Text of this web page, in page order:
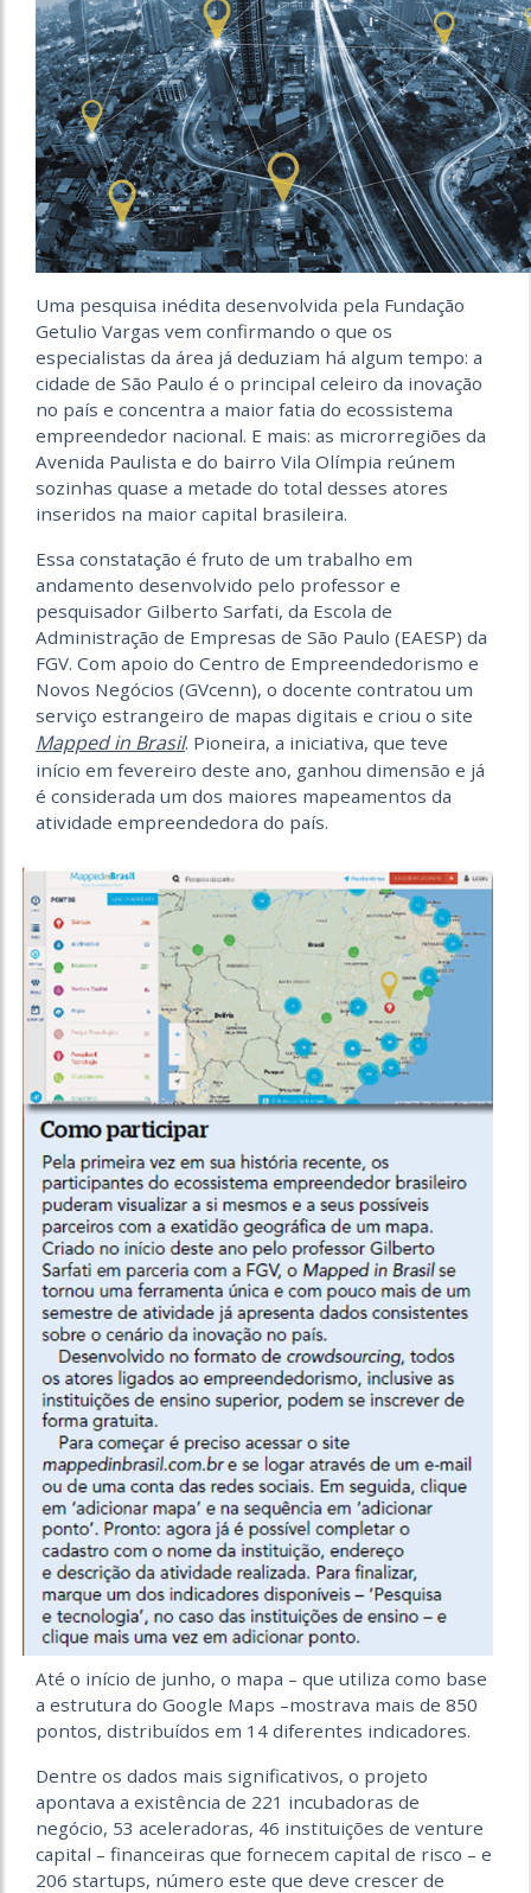
Uma pesquisa inédita desenvolvida pela Fundação
Getulio Vargas vem confirmando o que os
especialistas da área já deduziam há algum tempo: a
cidade de São Paulo é o principal celeiro da inovação
no país e concentra a maior fatia do ecossistema
empreendedor nacional. E mais: as microrregiões da
Avenida Paulista e do bairro Vila Olímpia reúnem
sozinhas quase a metade do total desses atores
inseridos na maior capital brasileira.
Essa constatação é fruto de um trabalho em
andamento desenvolvido pelo professor e
pesquisador Gilberto Sarfati, da Escola de
Administração de Empresas de São Paulo (EAESP) da
FGV. Com apoio do Centro de Empreendedorismo e
Novos Negócios (GVcenn), o docente contratou um
serviço estrangeiro de mapas digitais e criou o site
Mapped in Brasil. Pioneira, a iniciativa, que teve
início em fevereiro deste ano, ganhou dimensão e já
é considerada um dos maiores mapeamentos da
atividade empreendedora do país.
Até o início de junho, o mapa – que utiliza como base
a estrutura do Google Maps –mostrava mais de 850
pontos, distribuídos em 14 diferentes indicadores.
Dentre os dados mais significativos, o projeto
apontava a existência de 221 incubadoras de
negócio, 53 aceleradoras, 46 instituições de venture
capital – financeiras que fornecem capital de risco – e
206 startups, número este que deve crescer de